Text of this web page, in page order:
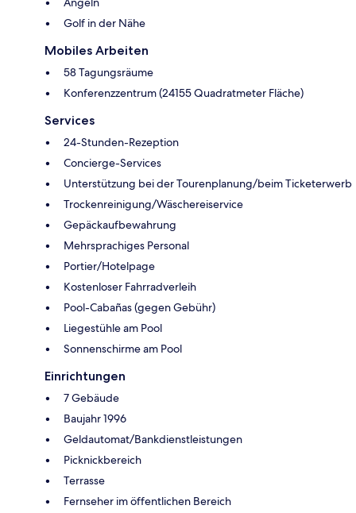
Golf in der Nähe
Mobiles Arbeiten
58 Tagungsräume
Konferenzzentrum (24155 Quadratmeter Fläche)
Services
24-Stunden-Rezeption
Concierge-Services
Unterstützung bei der Tourenplanung/beim Ticketerwerb
Trockenreinigung/Wäschereiservice
Gepäckaufbewahrung
Mehrsprachiges Personal
Portier/Hotelpage
Kostenloser Fahrradverleih
Pool-Cabañas (gegen Gebühr)
Liegestühle am Pool
Sonnenschirme am Pool
Einrichtungen
7 Gebäude
Baujahr 1996
Geldautomat/Bankdienstleistungen
Picknickbereich
Terrasse
Fernseher im öffentlichen Bereich